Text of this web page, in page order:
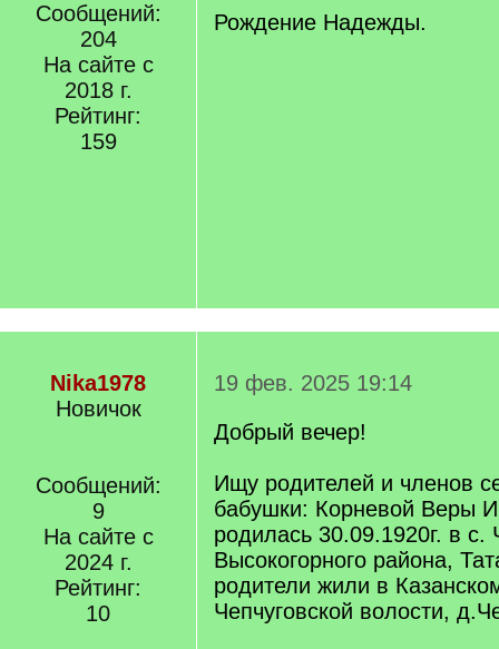
Сообщений:
204
На сайте с
2018 г.
Рейтинг:
159
Рождение Надежды.
Nika1978
Новичок
Сообщений:
9
На сайте с
2024 г.
Рейтинг:
10
19 фев. 2025 19:14
Добрый вечер!
Ищу родителей и членов
бабушки: Корневой Веры
родилась 30.09.1920г. в с.
Высокогорного района,
родители жили в
Чепчуговской волости,